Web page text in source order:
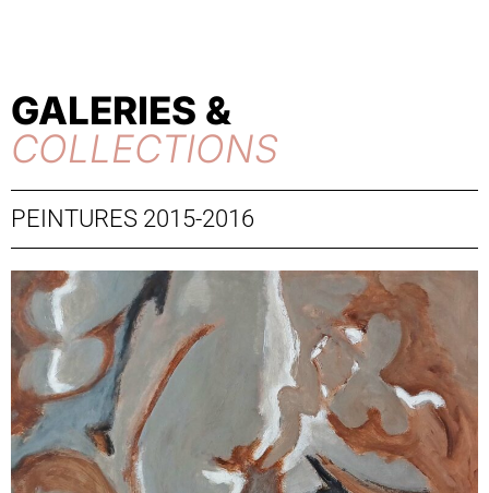
GALERIES &
COLLECTIONS
PEINTURES 2015-2016